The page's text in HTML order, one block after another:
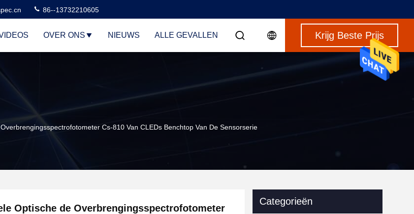
86--13732210605
OVER ONS NIEUWS ALLE GEVALLEN Krijg Beste Prijs
Cs-810 Van CLEDs Benchtop Van De Sensorserie
Optische de Overbrengingsspectrofotometer
Categorieën